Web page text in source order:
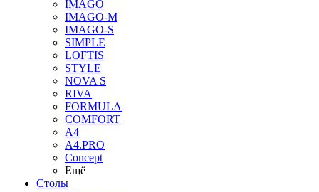
IMAGO
IMAGO-M
IMAGO-S
SIMPLE
LOFTIS
STYLE
NOVA S
RIVA
FORMULA
COMFORT
A4
A4.PRO
Concept
Ещё
Столы